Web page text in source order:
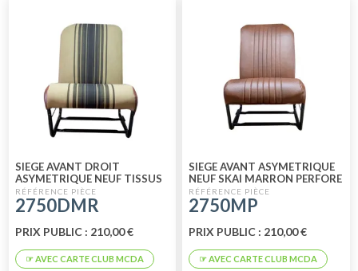
SIEGE AVANT DROIT
ASYMETRIQUE NEUF TISSUS
MARRON RAYE
2750DMR
PRIX PUBLIC : 210,00 €
SIEGE AVANT ASYMETRIQUE
NEUF SKAI MARRON PERFORE
2750MP
PRIX PUBLIC : 210,00 €